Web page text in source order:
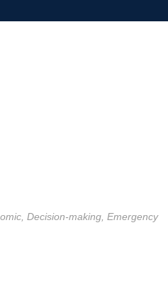
Decision-making, Emergency